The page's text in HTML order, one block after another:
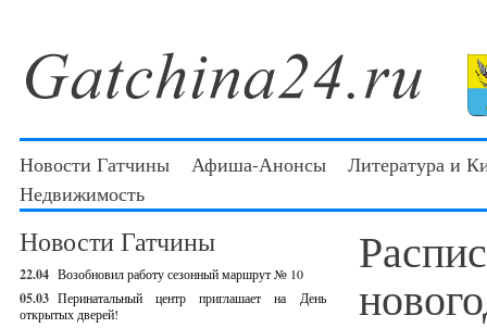
Новости Гатчины Афиша-Анонсы
Литература и
Недвижимость
Новости Гатчины
22.04 Возобновил работу сезонный маршрут № 10
05.03 Перинатальный центр приглашает на День
открытых дверей!